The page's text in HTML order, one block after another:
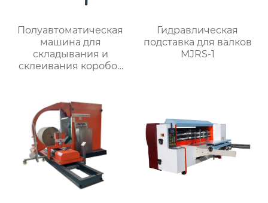
Полуавтоматическая
машина для
складывания и
склеивания коробок
Гидравлическая
подставка для валков
MJRS-1